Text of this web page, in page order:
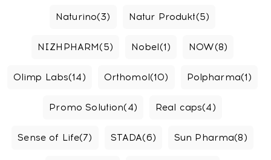
Naturino(3) Natur Produkt(5)
NIZHPHARM(5) Nobel(1) NOW(8)
Olimp Labs(14) Orthomol(10) Polpharma(1)
Promo Solution(4) Real caps(4)
Sense of Life(7) STADA(6) Sun Pharma(8)